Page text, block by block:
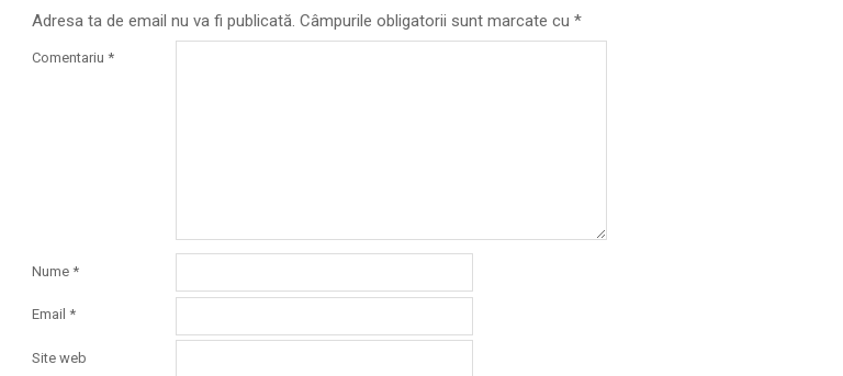
Adresa ta de email nu va fi publicată. Câmpurile obligatorii sunt marcate cu *
Comentariu *
Nume *
Email *
Site web